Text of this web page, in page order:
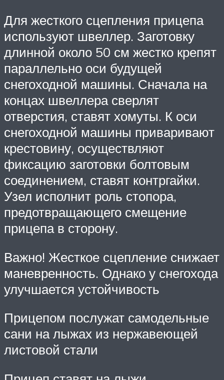
Для жесткого сцепления прицепа
используют швеллер. Заготовку
длинной около 50 см жестко крепят
параллельно оси будущей
снегоходной машины. Сначала на
концах швеллера сверлят
отверстия, ставят хомуты. К оси
снегоходной машины приваривают
крестовину, осуществляют
фиксацию заготовки болтовым
соединением, ставят контргайки.
Узел исполнит роль стопора,
предотвращающего смещение
прицепа в сторону.
Важно! Жесткое сцепление снижает
маневренность. Однако у снегохода
улучшается устойчивость
Прицепом послужат самодельные
сани на лыжах из нержавеющей
листовой стали